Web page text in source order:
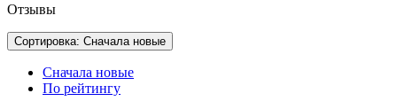
Отзывы
Сортировка: Сначала новые
Сначала новые
По рейтингу